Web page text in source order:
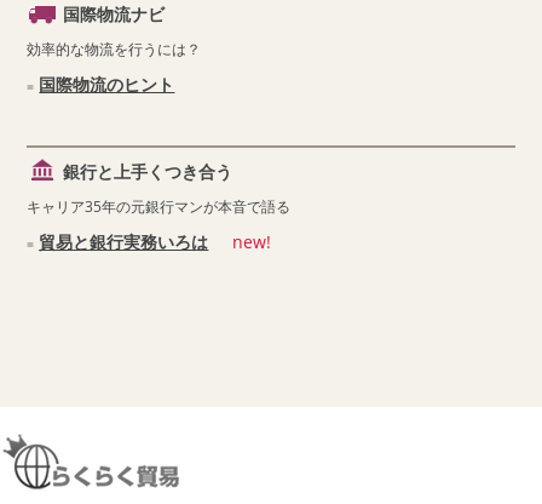
国際物流ナビ
効率的な物流を行うには？
国際物流のヒント
銀行と上手くつき合う
キャリア35年の元銀行マンが本音で語る
貿易と銀行実務いろは new!